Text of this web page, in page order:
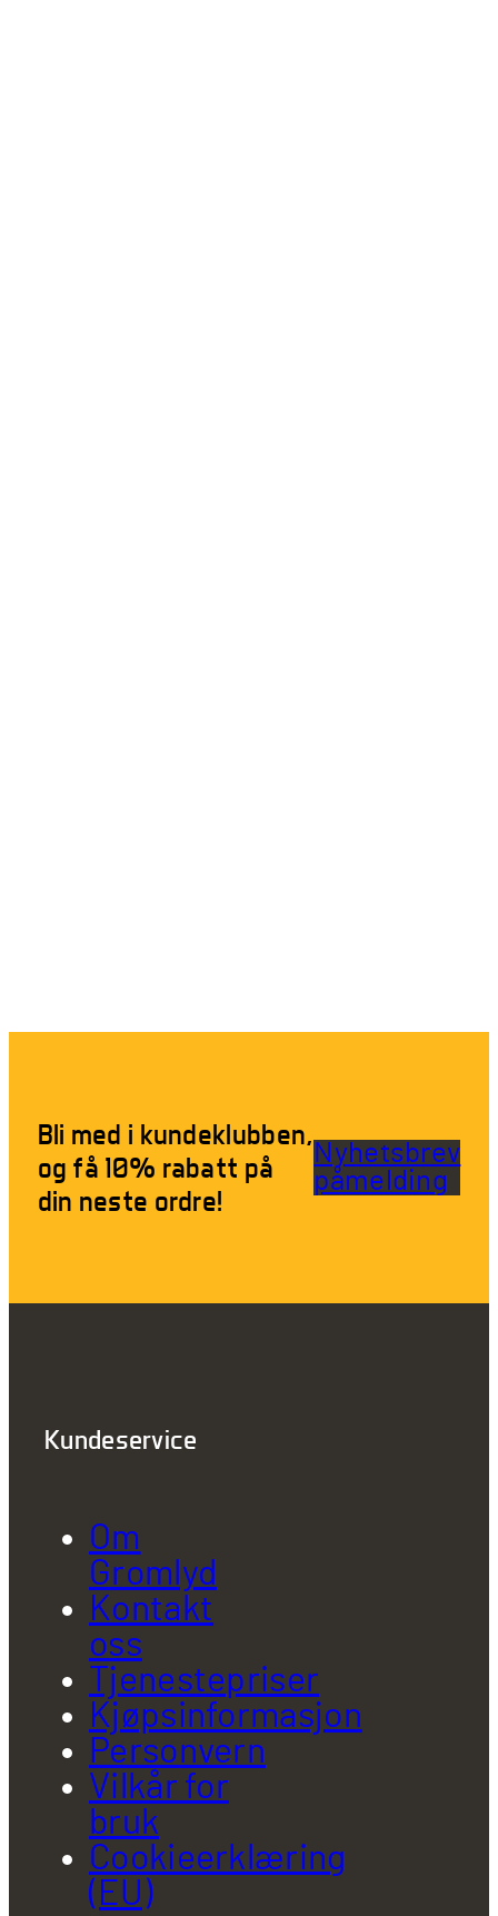
Bli med i kundeklubben,
og få 10% rabatt på
din neste ordre!
Nyhetsbrev
påmelding
Kundeservice
Om
Gromlyd
Kontakt
oss
Tjenestepriser
Kjøpsinformasjon
Personvern
Vilkår for
bruk
Cookieerklæring
(EU)